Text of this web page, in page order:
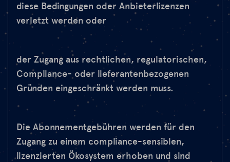
diese Bedingungen oder Anbieterlizenzen
verletzt werden oder
der Zugang aus rechtlichen, regulatorischen,
Compliance- oder lieferantenbezogenen
Gründen eingeschränkt werden muss.
Die Abonnementgebühren werden für den
Zugang zu einem compliance-sensiblen,
lizenzierten Ökosystem erhoben und sind